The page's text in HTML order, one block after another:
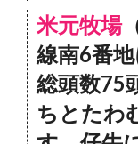
米元牧場
線南6番地
総頭数75
ちとたわ